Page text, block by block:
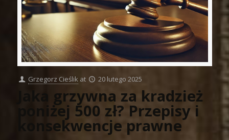
Grzegorz Cieślik at 20 lutego 2025
Jaka grzywna za kradzież
poniżej 500 zł? Przepisy i
konsekwencje prawne